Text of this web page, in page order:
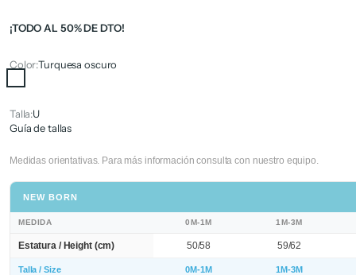
¡TODO AL 50% DE DTO!
Color:Turquesa oscuro
Turquesa oscuro
Talla:U
Guía de tallas
Medidas orientativas. Para más información consulta con nuestro equipo.
NEW BORN
MEDIDA 0M-1M 1M-3M
Estatura / Height (cm) 50/58 59/62
Talla / Size 0M-1M 1M-3M